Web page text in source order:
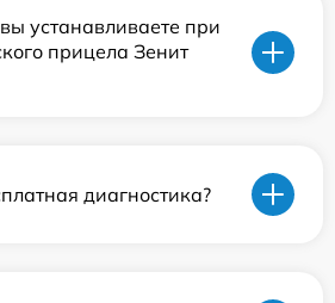
устанавливаете при
прицела Зенит
диагностика?